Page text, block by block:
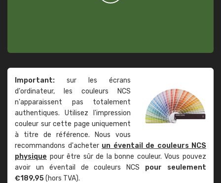
Important: sur les écrans
d'ordinateur, les couleurs NCS
n'apparaissent pas totalement
authentiques. Utilisez l'impression
couleur sur cette page uniquement
à titre de référence. Nous vous
recommandons d'acheter un éventail de couleurs NCS
physique pour être sûr de la bonne couleur. Vous pouvez
avoir un éventail de couleurs NCS pour seulement
€189,95(hors TVA).